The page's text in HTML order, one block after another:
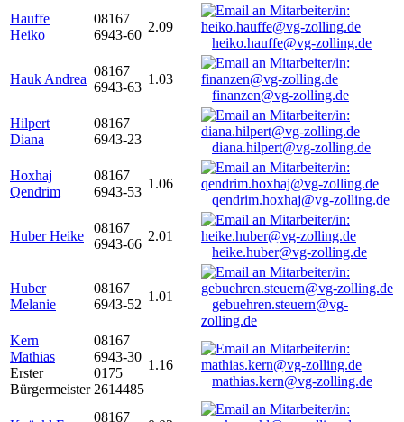
Hauffe
Heiko
08167
6943-60
2.09
heiko.hauffe@vg-zolling.de
Hauk Andrea
08167
6943-63
1.03
finanzen@vg-zolling.de
Hilpert
Diana
08167
6943-23
diana.hilpert@vg-zolling.de
Hoxhaj
Qendrim
08167
6943-53
1.06
qendrim.hoxhaj@vg-zolling.de
Huber Heike
08167
6943-66
2.01
heike.huber@vg-zolling.de
Huber
Melanie
08167
6943-52
1.01
gebuehren.steuern@vg-
zolling.de
Kern
Mathias
Erster
Bürgermeister
08167
6943-30
0175
2614485
1.16
mathias.kern@vg-zolling.de
08167